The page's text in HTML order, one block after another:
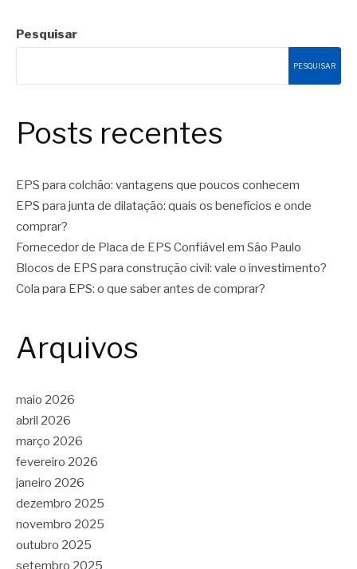
Pesquisar
PESQUISAR
Posts recentes
EPS para colchão: vantagens que poucos conhecem
EPS para junta de dilatação: quais os benefícios e onde
comprar?
Fornecedor de Placa de EPS Confiável em São Paulo
Blocos de EPS para construção civil: vale o investimento?
Cola para EPS: o que saber antes de comprar?
Arquivos
maio 2026
abril 2026
março 2026
fevereiro 2026
janeiro 2026
dezembro 2025
novembro 2025
outubro 2025